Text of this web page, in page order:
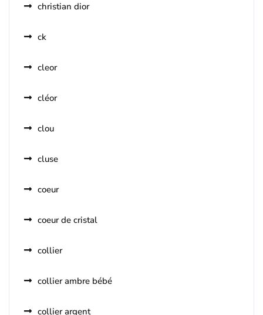
christian dior
ck
cleor
cléor
clou
cluse
coeur
coeur de cristal
collier
collier ambre bébé
collier argent